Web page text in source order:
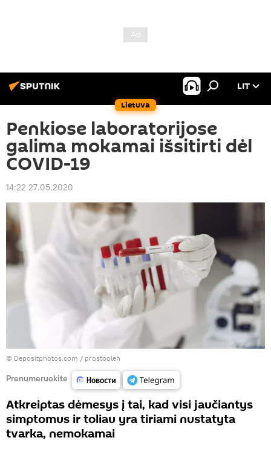
Lietuva
LIT
Penkiose laboratorijose
galima mokamai išsitirti dėl
COVID-19
14:22 27.05.2020
© Depositphotos.com / prostooleh
Prenumeruokite
Atkreiptas dėmesys į tai, kad visi jaučiantys
simptomus ir toliau yra tiriami nustatyta
tvarka, nemokamai